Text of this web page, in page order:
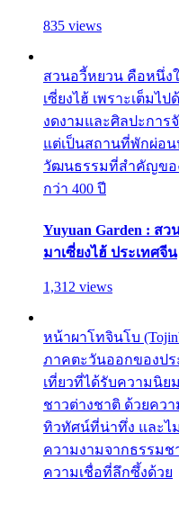
835 views
สวนอวี้หยวน คือหนึ่ง
เซี่ยงไฮ้ เพราะเต็ม
งดงามและศิลปะการ
แต่เป็นสถานที่พักผ่อน
วัฒนธรรมที่สำคัญขอ
กว่า 400 ปี
Yuyuan Garden : ส
มาเซี่ยงไฮ้ ประเทศจีน
1,312 views
หน้าผาโทจินโบ
ภาคตะวันออกของป
เที่ยวที่ได้รับความนิย
ชาวต่างชาติ ด้วยคว
ทิวทัศน์ที่น่าทึ่ง และไ
ความงามจากธรรมช
ความเชื่อที่ลึกซึ้งด้วย